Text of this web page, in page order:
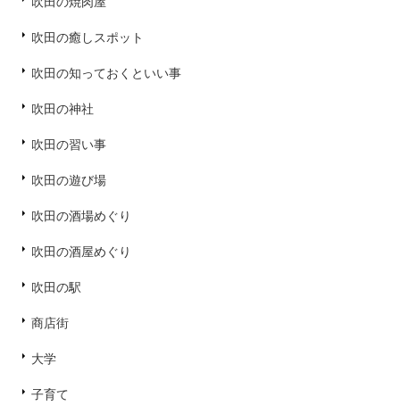
吹田の癒しスポット
吹田の知っておくといい事
吹田の神社
吹田の習い事
吹田の遊び場
吹田の酒場めぐり
吹田の酒屋めぐり
吹田の駅
商店街
大学
子育て